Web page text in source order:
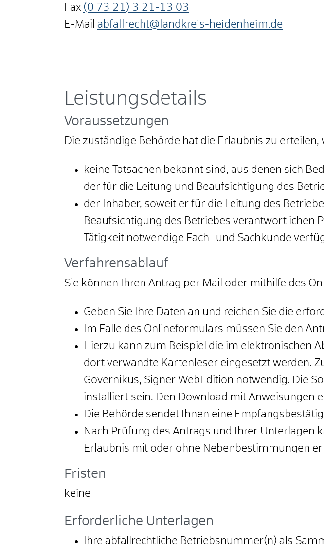
Fax (0 73 21) 3 21-13 03
E-Mail abfallrecht@landkreis-heidenheim.de
Leistungsdetails
Voraussetzungen
Die zuständige Behörde hat die Erlaubnis zu erteilen,
keine Tatsachen bekannt sind, aus denen sich
der für die Leitung und Beaufsichtigung des
der Inhaber, soweit er für die Leitung des
Beaufsichtigung des Betriebes verantwortlichen
Tätigkeit notwendige Fach- und Sachkunde
Verfahrensablauf
Sie können Ihren Antrag per Mail oder mithilfe des
Geben Sie Ihre Daten an und reichen Sie die
Im Falle des Onlineformulars müssen Sie den
Hierzu kann zum Beispiel die im elektronischen
dort verwandte Kartenleser eingesetzt werden.
Governikus, Signer WebEdition notwendig. Die
installiert sein. Den Download mit Anweisungen
Die Behörde sendet Ihnen eine
Nach Prüfung des Antrags und Ihrer Unterlagen
Erlaubnis mit oder ohne Nebenbestimmungen
Fristen
keine
Erforderliche Unterlagen
Ihre abfallrechtliche Betriebsnummer(n) als